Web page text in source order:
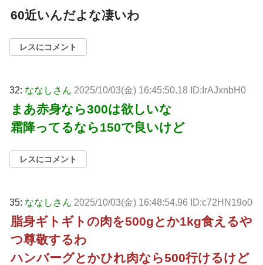
60近いんだよな凄いわ
レスにコメント
32: ななしさん 2025/10/03(金) 16:45:50.18 ID:IrAJxnbH0
まあ赤身なら300は欲しいな
霜降ってるなら150で良いけど
レスにコメント
35: ななしさん 2025/10/03(金) 16:48:54.96 ID:c72HN19o0
脂身ギトギトの肉を500gとか1kg食えるや
つ尊敬するわ
ハンバーグとかひれ肉なら500行けるけど